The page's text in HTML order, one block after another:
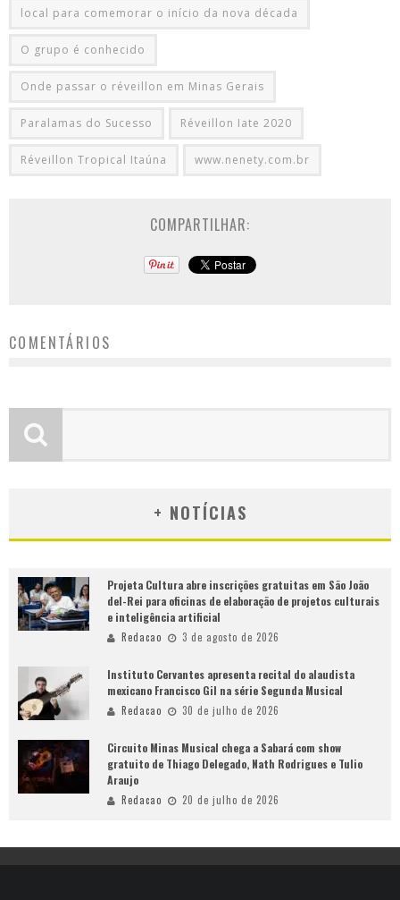
local para comemorar o início da nova década
O grupo é conhecido
Onde passar o réveillon em Minas Gerais
Paralamas do Sucesso Réveillon Iate 2020
Réveillon Tropical Itaúna www.nenety.com.br
COMPARTILHAR:
COMENTÁRIOS
+ NOTÍCIAS
Projeta Cultura abre inscrições gratuitas em São João
del-Rei para oficinas de elaboração de projetos culturais
e inteligência artificial
Redacao 3 de agosto de 2026
Instituto Cervantes apresenta recital do alaudista
mexicano Francisco Gil na série Segunda Musical
Redacao 30 de julho de 2026
Circuito Minas Musical chega a Sabará com show
gratuito de Thiago Delegado, Nath Rodrigues e Tulio
Araujo
Redacao 20 de julho de 2026